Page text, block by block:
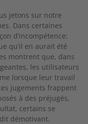
jetons sur notre
Dans certaines
d’incompétence:
qu’il en aurait été
montrent que, dans
les utilisateurs
lorsque leur travail
jugements frappent
à des préjugés,
certains se
démotivant.